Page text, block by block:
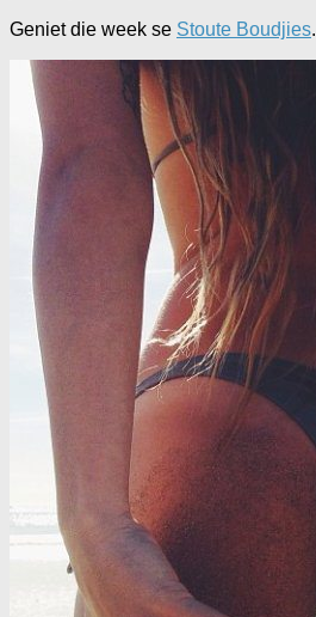
Geniet die week se Stoute Boudjies.